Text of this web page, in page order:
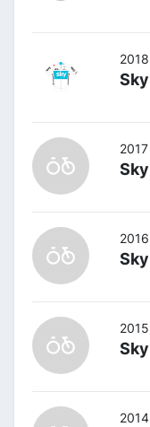
2018
Sky
2017
Sky
2016
Sky
2015
Sky
2014